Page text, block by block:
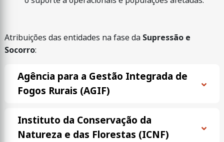
Atribuições das entidades na fase da Supressão e
Socorro:
Agência para a Gestão Integrada de
Fogos Rurais (AGIF)
Instituto da Conservação da
Natureza e das Florestas (ICNF)